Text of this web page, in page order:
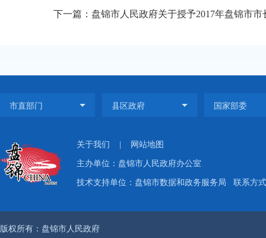
下一篇：盘锦市人民政府关于授予2017年盘锦市
关于我们 网站地图
主办单位：盘锦市人民政府办公室
技术支持单位：盘锦市数据和政务服务局 联系方
版权所有：盘锦市人民政府